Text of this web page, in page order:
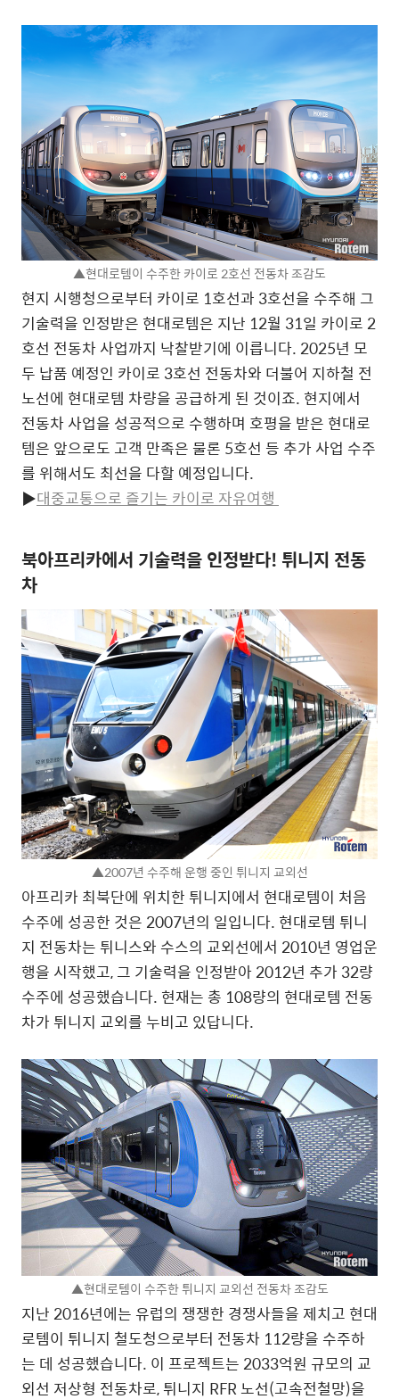
▲현대로템이 수주한 카이로 2호선 전동차 조감도
현지 시행청으로부터 카이로 1호선과 3호선을 수주해 그
기술력을 인정받은 현대로템은 지난 12월 31일 카이로 2
호선 전동차 사업까지 낙찰받기에 이릅니다. 2025년 모
두 납품 예정인 카이로 3호선 전동차와 더불어 지하철 전
노선에 현대로템 차량을 공급하게 된 것이죠. 현지에서
전동차 사업을 성공적으로 수행하며 호평을 받은 현대로
템은 앞으로도 고객 만족은 물론 5호선 등 추가 사업 수주
를 위해서도 최선을 다할 예정입니다.
▶대중교통으로 즐기는 카이로 자유여행
북아프리카에서 기술력을 인정받다! 튀니지 전동
차
▲2007년 수주해 운행 중인 튀니지 교외선
아프리카 최북단에 위치한 튀니지에서 현대로템이 처음
수주에 성공한 것은 2007년의 일입니다. 현대로템 튀니
지 전동차는 튀니스와 수스의 교외선에서 2010년 영업운
행을 시작했고, 그 기술력을 인정받아 2012년 추가 32량
수주에 성공했습니다. 현재는 총 108량의 현대로템 전동
차가 튀니지 교외를 누비고 있답니다.
▲현대로템이 수주한 튀니지 교외선 전동차 조감도
지난 2016년에는 유럽의 쟁쟁한 경쟁사들을 제치고 현대
로템이 튀니지 철도청으로부터 전동차 112량을 수주하
는 데 성공했습니다. 이 프로젝트는 2033억원 규모의 교
외선 저상형 전동차로, 튀니지 RFR 노선(고속전철망)을